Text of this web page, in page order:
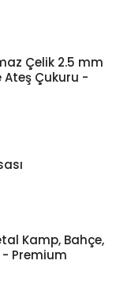
Çelik 2.5 mm
Ateş Çukuru -
Kamp, Bahçe,
- Premium